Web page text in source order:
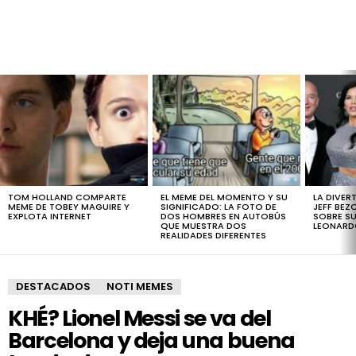
STORIES
TOM HOLLAND COMPARTE
MEME DE TOBEY MAGUIRE Y
EXPLOTA INTERNET
EL MEME DEL MOMENTO Y SU
SIGNIFICADO: LA FOTO DE
DOS HOMBRES EN AUTOBÚS
QUE MUESTRA DOS
REALIDADES DIFERENTES
LA
JEFF
SOBRE
DESTACADOS NOTI MEMES
KHÉ? Lionel Messi se va del
Barcelona y deja una buena